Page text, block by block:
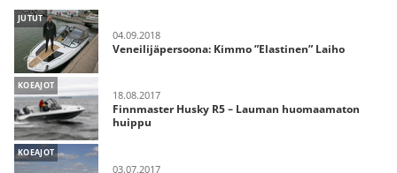
JUTUT
04.09.2018
Veneilijäpersoona: Kimmo ”Elastinen” Laiho
KOEAJOT
18.08.2017
Finnmaster Husky R5 – Lauman huomaamaton
huippu
KOEAJOT
03.07.2017